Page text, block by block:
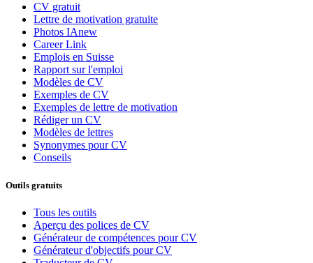
CV gratuit
Lettre de motivation gratuite
Photos IAnew
Career Link
Emplois en Suisse
Rapport sur l'emploi
Modèles de CV
Exemples de CV
Exemples de lettre de motivation
Rédiger un CV
Modèles de lettres
Synonymes pour CV
Conseils
Outils gratuits
Tous les outils
Aperçu des polices de CV
Générateur de compétences pour CV
Générateur d'objectifs pour CV